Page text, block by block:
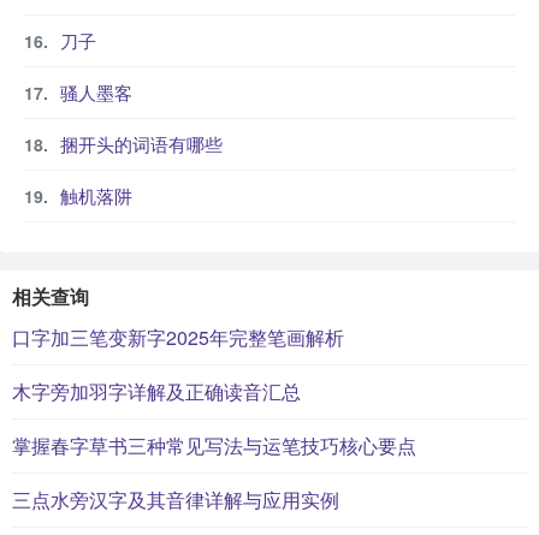
刀子
骚人墨客
捆开头的词语有哪些
触机落阱
相关查询
口字加三笔变新字2025年完整笔画解析
木字旁加羽字详解及正确读音汇总
掌握春字草书三种常见写法与运笔技巧核心要点
三点水旁汉字及其音律详解与应用实例